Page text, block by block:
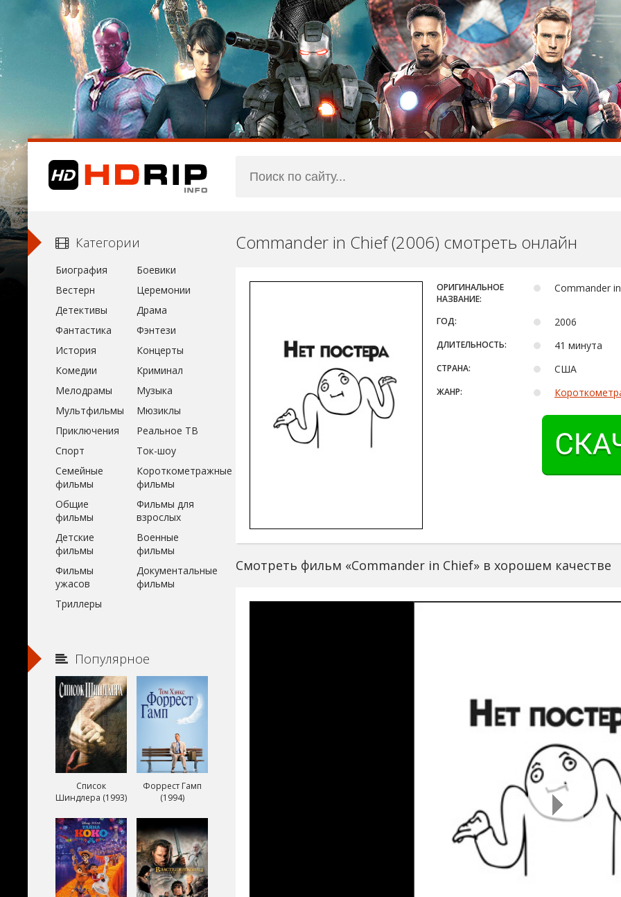
Commander in Chief (2006) смотреть онлайн
ОРИГИНАЛЬНОЕ
НАЗВАНИЕ:
Commander
ГОД: 2006
ДЛИТЕЛЬНОСТЬ: 41 минута
СТРАНА: США
ЖАНР:
Смотреть фильм «Commander in Chief» в хорошем качестве
Категории
Биография
Боевики
Вестерн
Церемонии
Детективы
Драма
Фантастика
Фэнтези
История
Концерты
Комедии
Криминал
Мелодрамы
Музыка
Мультфильмы
Мюзиклы
Приключения
Реальное ТВ
Спорт
Ток-шоу
Семейные
фильмы
Короткометражные
фильмы
Общие
фильмы
Фильмы для
взрослых
Детские
фильмы
Военные
фильмы
Фильмы
ужасов
Документальные
фильмы
Триллеры
Популярное
Список
Шиндлера (1993)
Форрест Гамп
(1994)